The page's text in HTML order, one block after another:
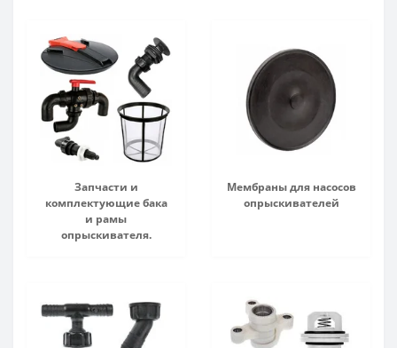
Запчасти и
комплектующие бака
и рамы
опрыскивателя.
Мембраны для насосов
опрыскивателей